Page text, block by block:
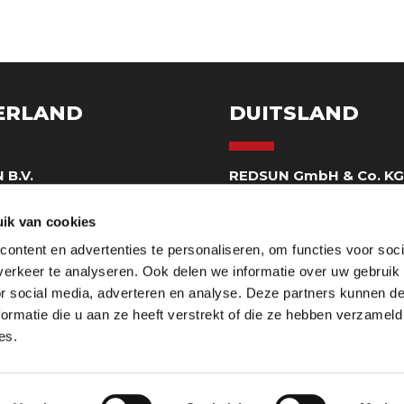
van cookies
en advertenties te personaliseren, om functies voor
te analyseren. Ook delen we informatie over uw gebruik
social media, adverteren en analyse. Deze partners kunnen
die u aan ze heeft verstrekt of die ze hebben
B.V.
Horst
97560
DUITSLAND
REDSUN GmbH & Co. KG
Hoofdkantoor
0049-2832 97560
mail@redsun.eu